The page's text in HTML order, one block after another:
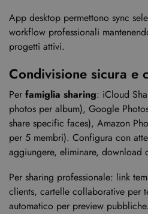
App desktop permettono sync
workflow professionali
progetti attivi.
Condivisione sicura e
Per famiglia sharing: iCloud
photos per album), Google
share specific faces), Amazon
per 5 membri). Configura con
aggiungere, eliminare, download
Per sharing professionale: link
clients, cartelle collaborative per
automatico per preview pubbliche.